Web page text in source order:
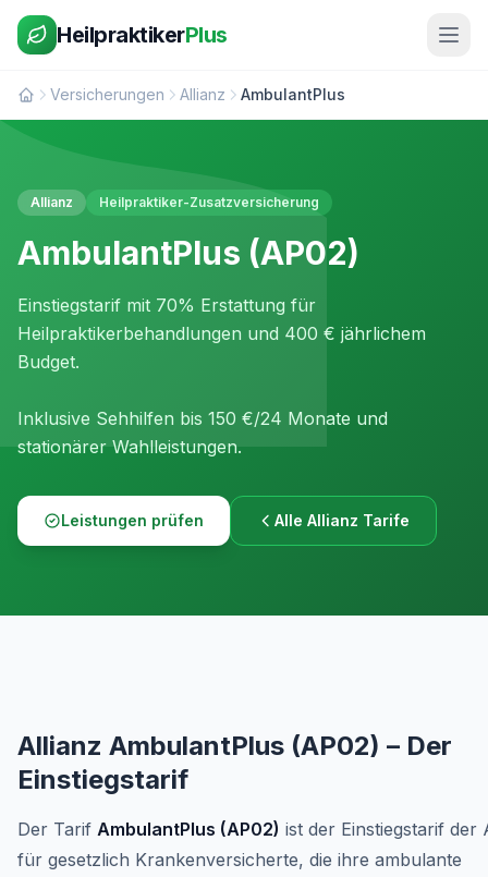
HeilpraktikerPlus
Versicherungen Allianz AmbulantPlus
Allianz Heilpraktiker-Zusatzversicherung
AmbulantPlus (AP02)
Einstiegstarif mit 70% Erstattung für
Heilpraktikerbehandlungen und 400 € jährlichem
Budget.
Inklusive Sehhilfen bis 150 €/24 Monate und
stationärer Wahlleistungen.
Leistungen prüfen Alle Allianz Tarife
Allianz AmbulantPlus (AP02) – Der
Einstiegstarif
Der Tarif AmbulantPlus (AP02) ist der Einstiegstarif der
für gesetzlich Krankenversicherte, die ihre ambulante